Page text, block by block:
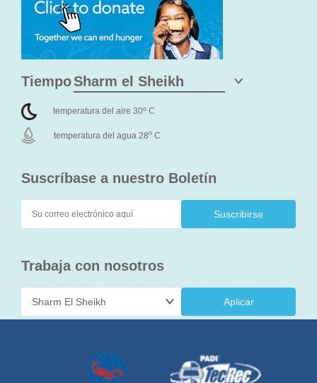
Suscríbase a nuestro Boletín
Trabaja con nosotros
Aplicar
Tiempo
temperatura del aire 30o C
temperatura del agua 28o C